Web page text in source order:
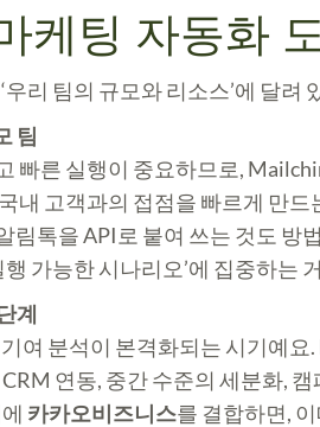
케팅 자동화
우리 팀의 규모와 리소스’에 달려
팀
빠른 실행이 중요하므로,
내 고객과의 접점을 빠르게 만
림톡을 API로 붙여 쓰는 것도 방
행 가능한 시나리오’에 집중하는
계
여 분석이 본격화되는 시기예
연동, 중간 수준의 세분화,
카카오비즈니스를 결합하면,